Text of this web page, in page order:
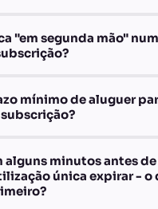
"em segunda mão" num
mínimo de aluguer
alguns minutos antes de
única expirar - o